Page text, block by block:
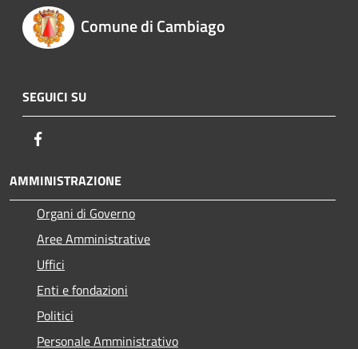
Comune di Cambiago
SEGUICI SU
AMMINISTRAZIONE
Organi di Governo
Aree Amministrative
Uffici
Enti e fondazioni
Politici
Personale Amministrativo